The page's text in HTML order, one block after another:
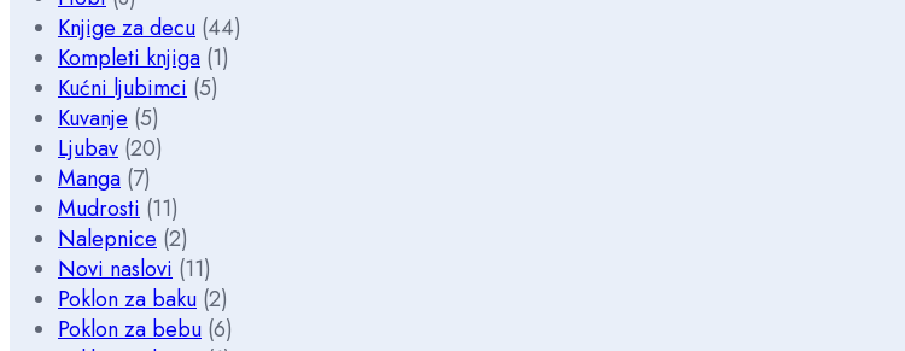
Knjige za decu (44)
Kompleti knjiga (1)
Kućni ljubimci (5)
Kuvanje (5)
Ljubav (20)
Manga (7)
Mudrosti (11)
Nalepnice (2)
Novi naslovi (11)
Poklon za baku (2)
Poklon za bebu (6)